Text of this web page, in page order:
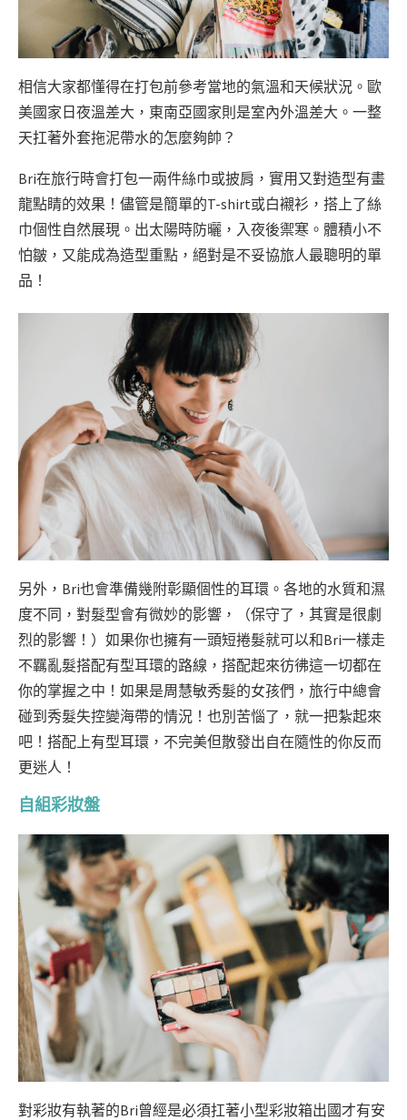
相信大家都懂得在打包前參考當地的氣溫和天候狀況。歐
美國家日夜溫差大，東南亞國家則是室內外溫差大。一整
天扛著外套拖泥帶水的怎麼夠帥？
Bri在旅行時會打包一兩件絲巾或披肩，實用又對造型有畫
龍點睛的效果！儘管是簡單的T-shirt或白襯衫，搭上了絲
巾個性自然展現。出太陽時防曬，入夜後禦寒。體積小不
怕皺，又能成為造型重點，絕對是不妥協旅人最聰明的單
品！
另外，Bri也會準備幾附彰顯個性的耳環。各地的水質和濕
度不同，對髮型會有微妙的影響，（保守了，其實是很劇
烈的影響！）如果你也擁有一頭短捲髮就可以和Bri一樣走
不羈亂髮搭配有型耳環的路線，搭配起來彷彿這一切都在
你的掌握之中！如果是周慧敏秀髮的女孩們，旅行中總會
碰到秀髮失控變海帶的情況！也別苦惱了，就一把紮起來
吧！搭配上有型耳環，不完美但散發出自在隨性的你反而
更迷人！
自組彩妝盤
對彩妝有執著的Bri曾經是必須扛著小型彩妝箱出國才有安